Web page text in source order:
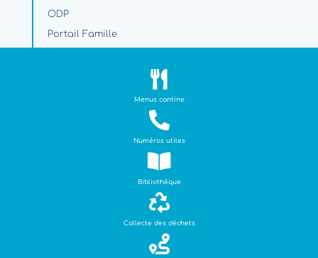
ODP
Portail Famille

Menus cantine

Numéros utiles

Bibliothèque

Collecte des déchets
